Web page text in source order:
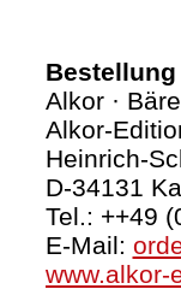
Alkor ·
Alkor-
Heinrich-
D-34131
Tel.: ++49
E-Mail:
www.alkor-